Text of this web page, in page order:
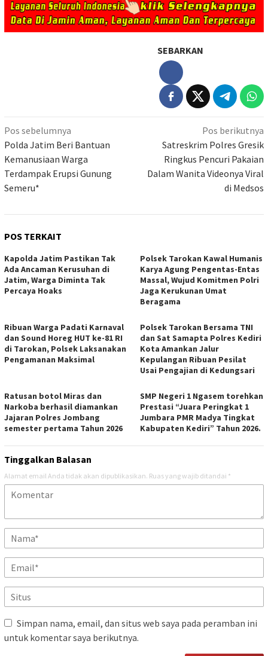
SEBARKAN
Navigasi
pos
Pos sebelumnya
Polda Jatim Beri Bantuan
Kemanusiaan Warga
Terdampak Erupsi Gunung
Semeru*
Pos berikutnya
Satreskrim Polres Gresik
Ringkus Pencuri Pakaian
Dalam Wanita Videonya Viral
di Medsos
POS TERKAIT
Kapolda Jatim Pastikan Tak
Ada Ancaman Kerusuhan di
Jatim, Warga Diminta Tak
Percaya Hoaks
Polsek Tarokan Kawal Humanis
Karya Agung Pengentas-Entas
Massal, Wujud Komitmen Polri
Jaga Kerukunan Umat
Beragama
Ribuan Warga Padati Karnaval
dan Sound Horeg HUT ke-81 RI
di Tarokan, Polsek Laksanakan
Pengamanan Maksimal
Polsek Tarokan Bersama TNI
dan Sat Samapta Polres Kediri
Kota Amankan Jalur
Kepulangan Ribuan Pesilat
Usai Pengajian di Kedungsari
Ratusan botol Miras dan
Narkoba berhasil diamankan
Jajaran Polres Jombang
semester pertama Tahun 2026
SMP Negeri 1 Ngasem torehkan
Prestasi “Juara Peringkat 1
Jumbara PMR Madya Tingkat
Kabupaten Kediri” Tahun 2026.
Tinggalkan Balasan
Alamat email Anda tidak akan dipublikasikan. Ruas yang wajib ditandai *
Simpan nama, email, dan situs web saya pada peramban ini
untuk komentar saya berikutnya.